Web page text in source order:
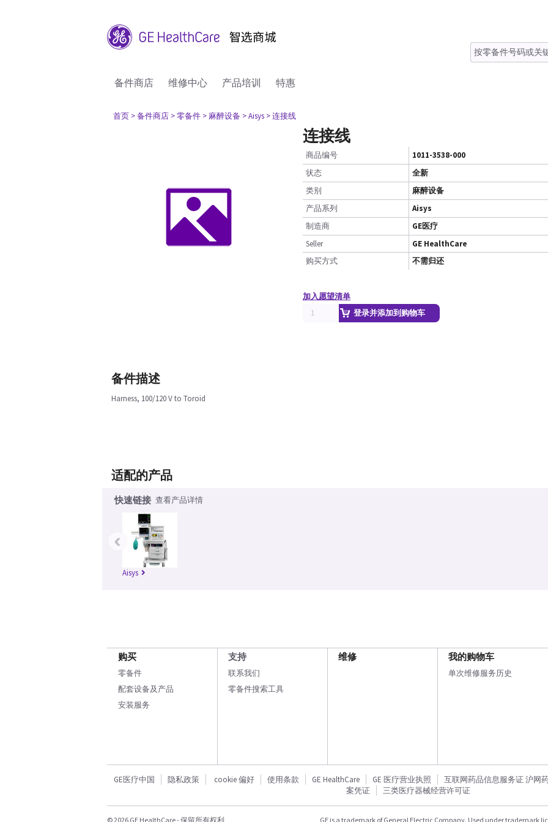
备件商店 维修中心 产品培训 特惠
首页 > 备件商店 > 零备件 > 麻醉设备 > Aisys > 连接线
连接线
商品编号
1011-3538-000
状态
全新
类别
麻醉设备
产品系列
Aisys
制造商
GE医疗
Seller
GE HealthCare
购买方式
不需归还
加入愿望清单
登录并添加到购物车
备件描述
Harness, 100/120 V to Toroid
适配的产品
快速链接 查看产品详情
Aisys
‹
购买
零备件
配套设备及产品
安装服务
支持
联系我们
零备件搜索工具
维修 我的购物车
单次维修服务历史
GE医疗中国 隐私政策 cookie 偏好 使用条款 GE HealthCare GE 医疗营业执照
互联网药品信息服务证 沪网
案凭证
三类医疗器械经营许可证
© 2026 GE HealthCare - 保留所有权利 GE is a trademark of General Electric Company. Used under trademark